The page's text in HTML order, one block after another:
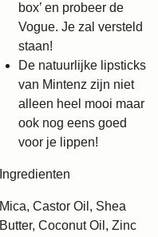
box’ en probeer de
Vogue. Je zal versteld
staan!
De natuurlijke lipsticks
van Mintenz zijn niet
alleen heel mooi maar
ook nog eens goed
voor je lippen!
Ingredienten
Mica, Castor Oil, Shea
Butter, Coconut Oil, Zinc